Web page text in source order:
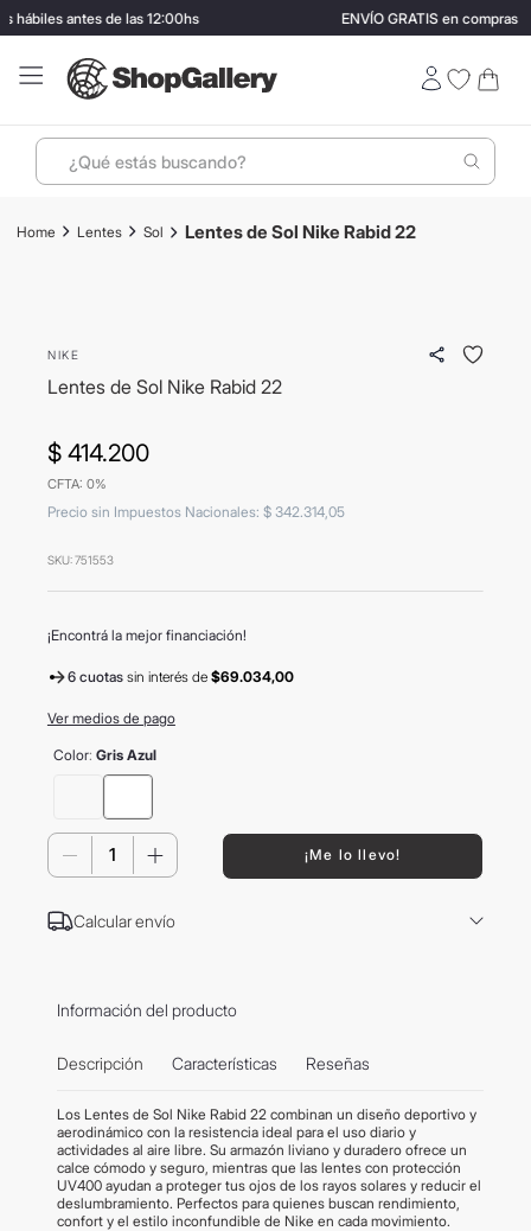
antes de las 12:00hs ENVÍO GRATIS en compras
¿Qué estás buscando?
Lentes Sol Lentes de Sol Nike Rabid 22
NIKE
Lentes de Sol Nike Rabid 22
$ 414.200
CFTA: 0%
Precio sin Impuestos Nacionales: $ 342.314, 05
SKU:751553
¡Encontrá la mejor financiación!
6 cuotas sin interésde $69.034,00
Ver medios de pago
Color: Gris Azul
＋
－ ¡Me lo llevo!
Calcular envío
Información del producto
Descripción Características Reseñas
Los Lentes de Sol Nike Rabid 22 combinan un diseño deportivo y
aerodinámico con la resistencia ideal para el uso diario y
actividades al aire libre. Su armazón liviano y duradero ofrece un
calce cómodo y seguro, mientras que las lentes con protección
UV400 ayudan a proteger tus ojos de los rayos solares y reducir el
deslumbramiento. Perfectos para quienes buscan rendimiento,
confort y el estilo inconfundible de Nike en cada movimiento.
4. termo stanley
6. vino
7. hugo boss
9. carolina herrera
10. termo